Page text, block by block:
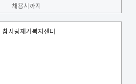
채용시까지
참사랑재가복지센터